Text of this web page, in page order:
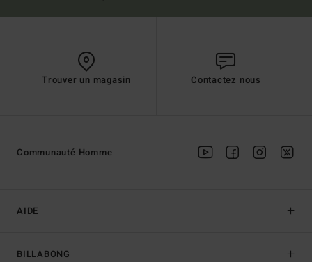
Trouver un magasin Contactez nous
AIDE
BILLABONG
Communauté Homme